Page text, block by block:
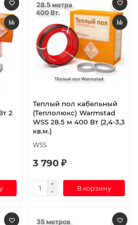
2
Теплый пол кабельный
(Теплолюкс) Warmstad
WSS 28.5 м 400 Вт (2,4-3,3
кв.м.)
WSS
3 790 ₽
В корзину